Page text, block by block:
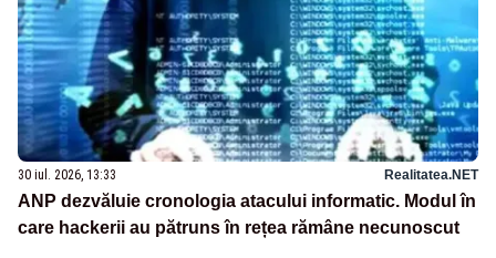
30 iul. 2026, 13:33 Realitatea.NET
ANP dezvăluie cronologia atacului informatic. Modul în
care hackerii au pătruns în rețea rămâne necunoscut